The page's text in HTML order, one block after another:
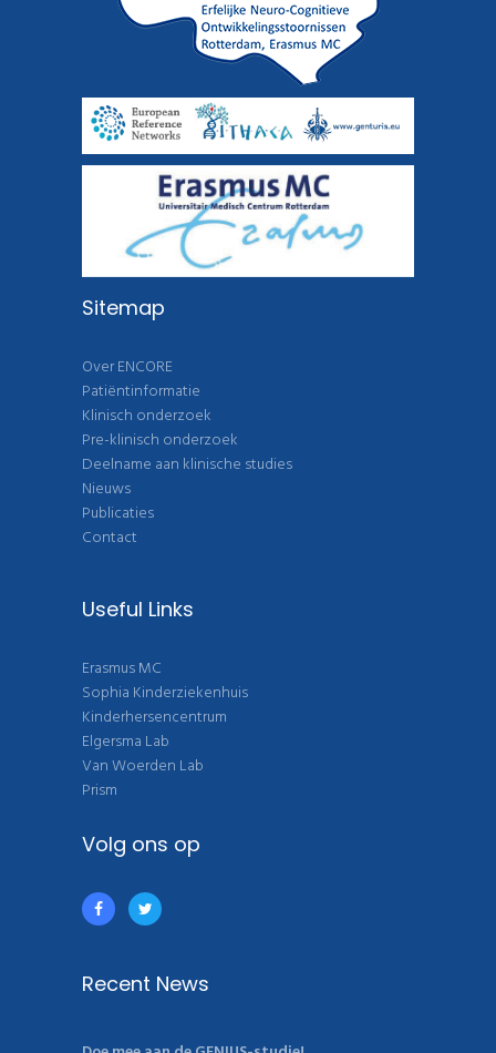
Sitemap
Over ENCORE
Patiëntinformatie
Klinisch onderzoek
Pre-klinisch onderzoek
Deelname aan klinische studies
Nieuws
Publicaties
Contact
Useful Links
Erasmus MC
Sophia Kinderziekenhuis
Kinderhersencentrum
Elgersma Lab
Van Woerden Lab
Prism
Volg ons op
Recent News